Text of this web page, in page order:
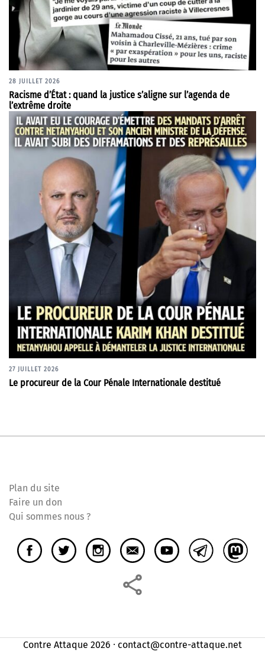
28 JUILLET 2026
Racisme d’État : quand la justice s’aligne sur l’agenda de
l’extrême droite
27 JUILLET 2026
Le procureur de la Cour Pénale Internationale destitué
Plan du site
Faire un don
Qui sommes nous ?
Contre Attaque 2026 ⸱ contact@contre-attaque.net